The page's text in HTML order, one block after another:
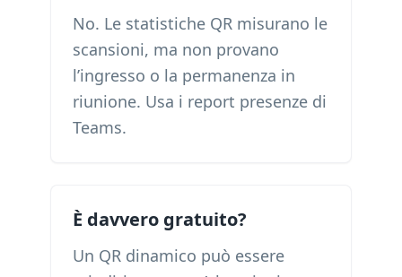
No. Le statistiche QR misurano le
scansioni, ma non provano
l’ingresso o la permanenza in
riunione. Usa i report presenze di
Teams.
È davvero gratuito?
Un QR dinamico può essere